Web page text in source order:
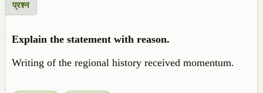
प्रश्न
Explain the statement with reason.
Writing of the regional history received momentum.